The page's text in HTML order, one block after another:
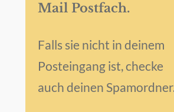
Mail Postfach.
Falls sie nicht in deinem
Posteingang ist, checke
auch deinen